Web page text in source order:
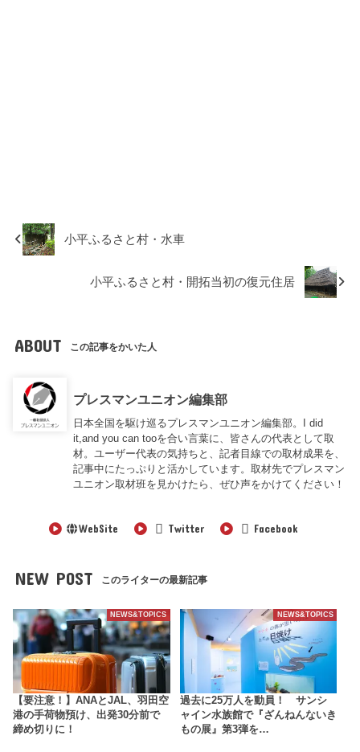
小平ふるさと村・水車
小平ふるさと村・開拓当初の復元住居
ABOUT この記事をかいた人
プレスマンユニオン編集部
日本全国を駆け巡るプレスマンユニオン編集部。I did
it,and you can tooを合い言葉に、皆さんの代表として取
材。ユーザー代表の気持ちと、記者目線での取材成果を、
記事中にたっぷりと活かしています。取材先でプレスマン
ユニオン取材班を見かけたら、ぜひ声をかけてください！
WebSite Twitter Facebook
NEW POST このライターの最新記事
NEWS&TOPICS
【要注意！】ANAとJAL、羽田空
港の手荷物預け、出発30分前で
締め切りに！
NEWS&TOPICS
過去に25万人を動員！ サンシ
ャイン水族館で『ざんねんないき
もの展』第3弾を…